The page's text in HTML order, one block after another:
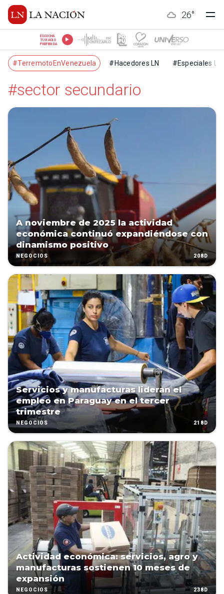
26°
ESCUCHÁ
TU RADIO
PREFERIDA
#TerremotoEnVenezuela #Hacedores LN #Especiales LN
#sector secundario
A noviembre de 2025 la actividad
económica continuó expandiéndose con
dinamismo positivo
NEGOCIOS 208D
Servicios y manufacturas lideran el
empleo en Paraguay en el tercer
trimestre
NEGOCIOS 218D
Actividad económica: servicios, agro y
manufacturas sostienen 10 meses de
expansión
NEGOCIOS 238D